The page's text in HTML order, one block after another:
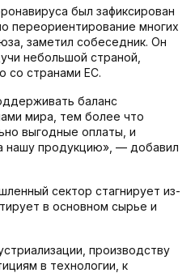
был зафиксирован
переориентирование многих
заметил собеседник. Он
небольшой страной,
со странами ЕС.
баланс
мира, тем более что
выгодные оплаты, и
нашу продукцию», — добавил
сектор стагнирует из-
в основном сырье и
производству
в технологии, к